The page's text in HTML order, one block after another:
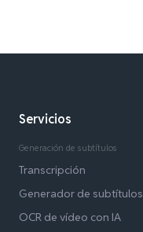
Servicios
Generación de subtítulos
Transcripción
Generador de subtítulos
OCR de vídeo con IA